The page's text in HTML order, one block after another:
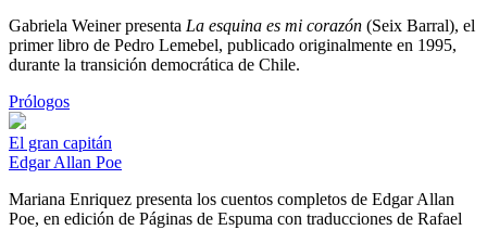
Gabriela Weiner presenta La esquina es mi corazón (Seix Barral), el
primer libro de Pedro Lemebel, publicado originalmente en 1995,
durante la transición democrática de Chile.
Prólogos
El gran capitán
Edgar Allan Poe
Mariana Enriquez presenta los cuentos completos de Edgar Allan
Poe, en edición de Páginas de Espuma con traducciones de Rafael